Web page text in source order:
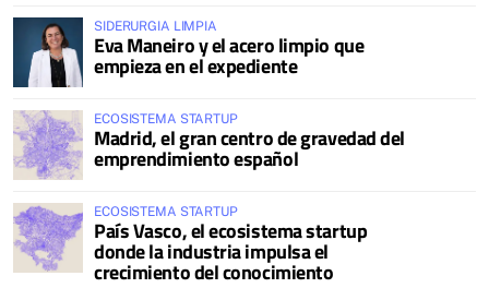
SIDERURGIA LIMPIA
Eva Maneiro y el acero limpio que
empieza en el expediente
ECOSISTEMA STARTUP
Madrid, el gran centro de gravedad del
emprendimiento español
ECOSISTEMA STARTUP
País Vasco, el ecosistema startup
donde la industria impulsa el
crecimiento del conocimiento